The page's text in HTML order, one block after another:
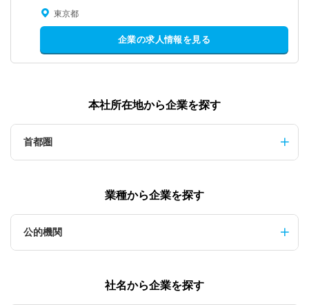
東京都
企業の求人情報を見る
本社所在地から企業を探す
首都圏
業種から企業を探す
公的機関
社名から企業を探す